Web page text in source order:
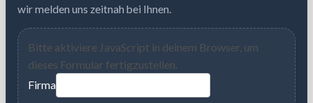
wir melden uns zeitnah bei Ihnen.
Bitte aktiviere JavaScript in deinem Browser, um
dieses Formular fertigzustellen.
Firma